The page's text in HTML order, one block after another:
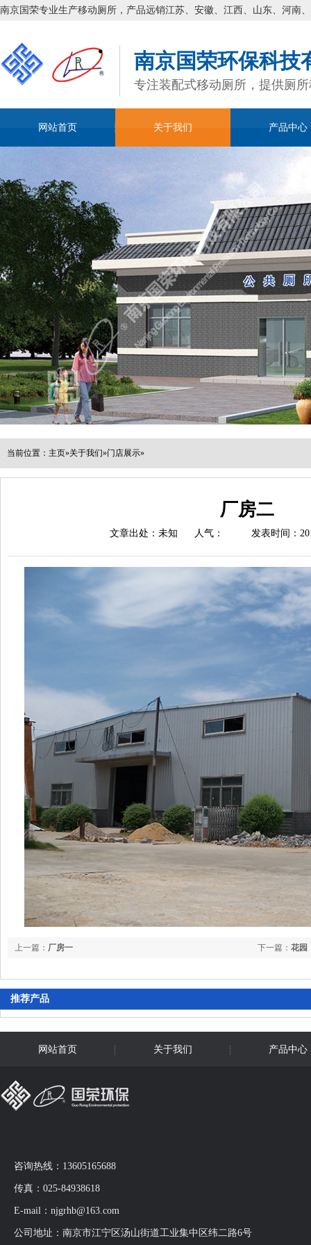
南京国荣专业生产移动厕所，产品远销江苏、安徽、江西、山东、河南
南京国荣环保科技
专注装配式移动厕所，提供厕
网站首页 关于我们 产品中心
当前位置： 主页»关于我们»门店展示»
厂房二
文章出处：未知 人气： 发表时间：
下一篇： 花园
上一篇： 厂房一
推荐产品
网站首页 关于我们 产品中心
咨询热线：13605165688
传真：025-84938618
E-mail：njgrhb@163.com
公司地址：南京市江宁区汤山街道工业集中区纬二路6号